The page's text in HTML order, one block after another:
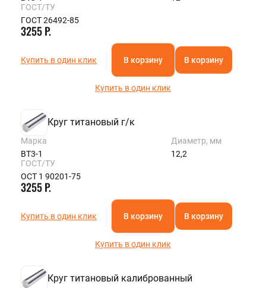
ГОСТ/ТУ
ГОСТ 26492-85
3255 Р.
Купить в один клик В корзину В корзину
Купить в один клик
Круг титановый г/к
Марка
ВТ3-1
Диаметр, мм
12,2
ГОСТ/ТУ
ОСТ 1 90201-75
3255 Р.
Купить в один клик В корзину В корзину
Купить в один клик
Круг титановый калиброванный